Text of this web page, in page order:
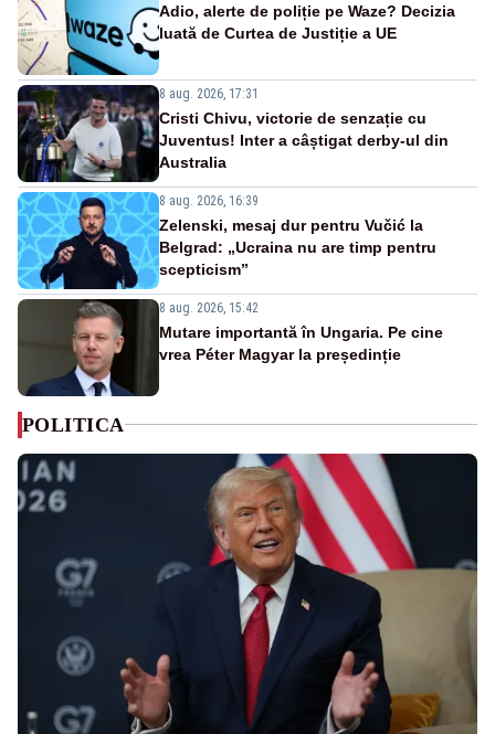
Adio, alerte de poliție pe Waze? Decizia
luată de Curtea de Justiție a UE
8 aug. 2026, 17:31
Cristi Chivu, victorie de senzație cu
Juventus! Inter a câștigat derby-ul din
Australia
8 aug. 2026, 16:39
Zelenski, mesaj dur pentru Vučić la
Belgrad: „Ucraina nu are timp pentru
scepticism”
8 aug. 2026, 15:42
Mutare importantă în Ungaria. Pe cine
vrea Péter Magyar la președinție
POLITICA